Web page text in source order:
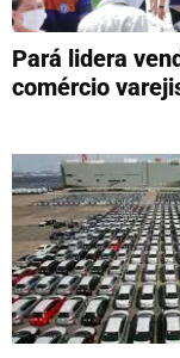
Pará lidera
comércio